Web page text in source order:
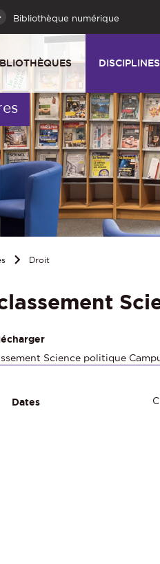
Bibliothèque numérique
DISCIPLINES
Droit
Science politique
Dates